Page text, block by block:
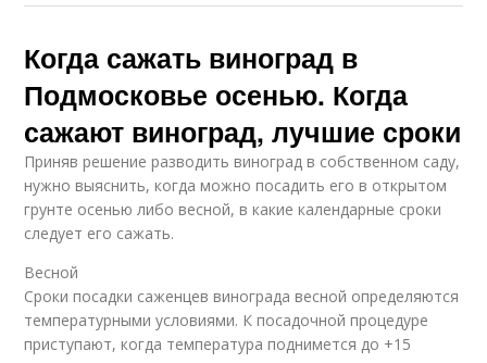
Когда сажать виноград в
Подмосковье осенью. Когда
сажают виноград, лучшие сроки
Приняв решение разводить виноград в собственном саду,
нужно выяснить, когда можно посадить его в открытом
грунте осенью либо весной, в какие календарные сроки
следует его сажать.
Весной
Сроки посадки саженцев винограда весной определяются
температурными условиями. К посадочной процедуре
приступают, когда температура поднимется до +15